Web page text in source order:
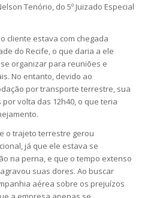
Tenório, do 5º Juizado Especial
cliente estava com chegada
do Recife, o que daria a ele
organizar para reuniões e
No entanto, devido ao
por transporte terrestre, sua
volta das 12h40, o que teria
o trajeto terrestre gerou
já que ele estava se
na perna, e que o tempo extenso
suas dores. Ao buscar
aérea sobre os prejuízos